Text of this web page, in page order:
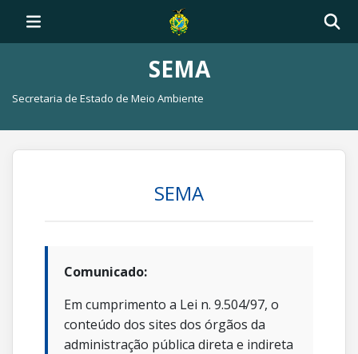
SEMA
Secretaria de Estado de Meio Ambiente
SEMA
Comunicado:
Em cumprimento a Lei n. 9.504/97, o
conteúdo dos sites dos órgãos da
administração pública direta e indireta